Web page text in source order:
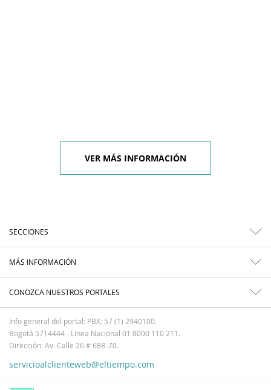
VER MÁS INFORMACIÓN
SECCIONES
MÁS INFORMACIÓN
CONOZCA NUESTROS PORTALES
Info general del portal: PBX: 57 (1) 2940100.
Bogotá 5714444 - Línea Nacional 01 8000 110 211.
Dirección: Av. Calle 26 # 68B-70.
servicioalclienteweb@eltiempo.com